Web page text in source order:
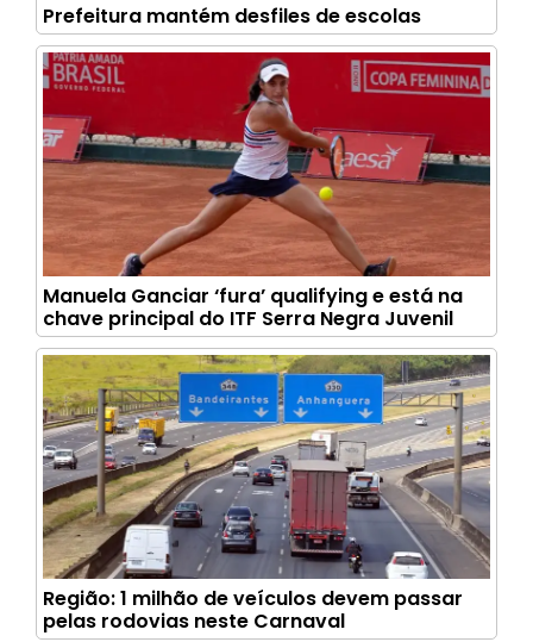
Prefeitura mantém desfiles de escolas
Manuela Ganciar ‘fura’ qualifying e está na
chave principal do ITF Serra Negra Juvenil
Região: 1 milhão de veículos devem passar
pelas rodovias neste Carnaval